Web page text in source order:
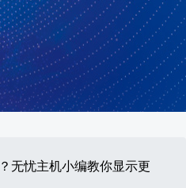
无忧主机小编教你显示更